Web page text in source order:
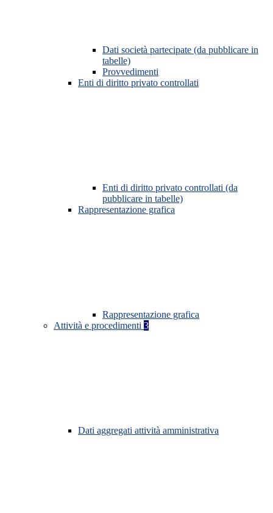
Dati società partecipate (da pubblicare in
tabelle)
Provvedimenti
Enti di diritto privato controllati
Enti di diritto privato controllati (da
pubblicare in tabelle)
Rappresentazione grafica
Rappresentazione grafica
Attività e procedimenti 3
Dati aggregati attività amministrativa